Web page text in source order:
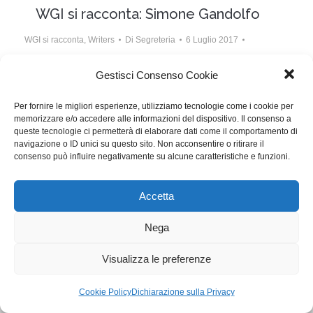
Gestisci Consenso Cookie
Per fornire le migliori esperienze, utilizziamo tecnologie come i cookie per
memorizzare e/o accedere alle informazioni del dispositivo. Il consenso a
queste tecnologie ci permetterà di elaborare dati come il comportamento di
navigazione o ID unici su questo sito. Non acconsentire o ritirare il
consenso può influire negativamente su alcune caratteristiche e funzioni.
Accetta
Nega
Visualizza le preferenze
Cookie PolicyDichiarazione sulla Privacy
WGI si racconta: Simone Gandolfo
WGI si racconta, Writers Di Segreteria 6 Luglio 2017
attore, regista e producer, è diventato Presidente della
Film Commission Valle d’Aosta.
+39 347 2461036
segreteria@writersguilditalia.it
WGItalia
Cookie & Privacy Policy